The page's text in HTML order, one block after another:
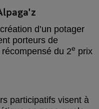
d’un potager
porteurs de
du 2e prix
participatifs visent à